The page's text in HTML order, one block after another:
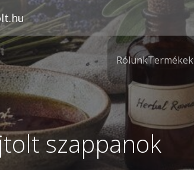
RólunkTermékek
szappanok